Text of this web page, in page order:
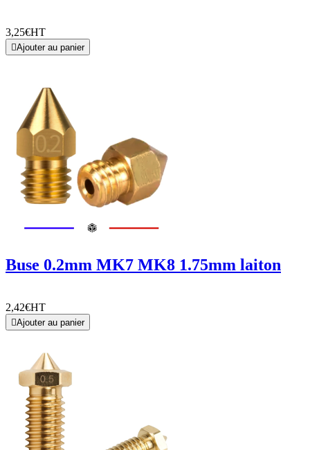
3,25€HT
Ajouter au panier
Buse 0.2mm MK7 MK8 1.75mm laiton
2,42€HT
Ajouter au panier